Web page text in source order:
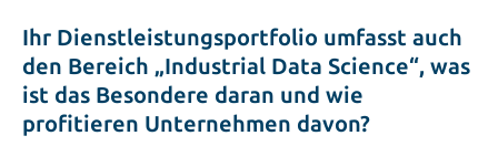
Ihr Dienstleistungsportfolio umfasst auch
den Bereich „Industrial Data Science“, was
ist das Besondere daran und wie
profitieren Unternehmen davon?